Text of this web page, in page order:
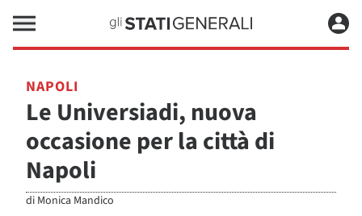
NAPOLI
Le Universiadi, nuova
occasione per la città di
Napoli
di Monica Mandico